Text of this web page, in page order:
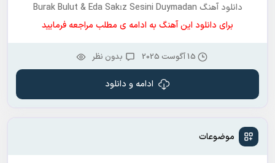
موضوعات
دانلود آهنگ Burak Bulut & Eda Sakız Sesini Duymadan
برای دانلود این آهنگ به ادامه ی مطلب مراجعه فرمایید
15 آگوست 2025 بدون نظر
ادامه و دانلود